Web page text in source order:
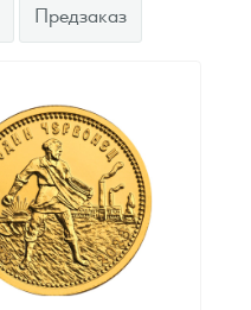
Предзаказ